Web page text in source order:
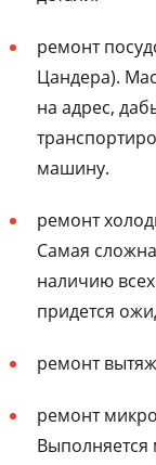
ремонт
Цандера).
на адрес,
машину.
ремонт
Самая
наличию
придется
ремонт
ремонт
Выполняется